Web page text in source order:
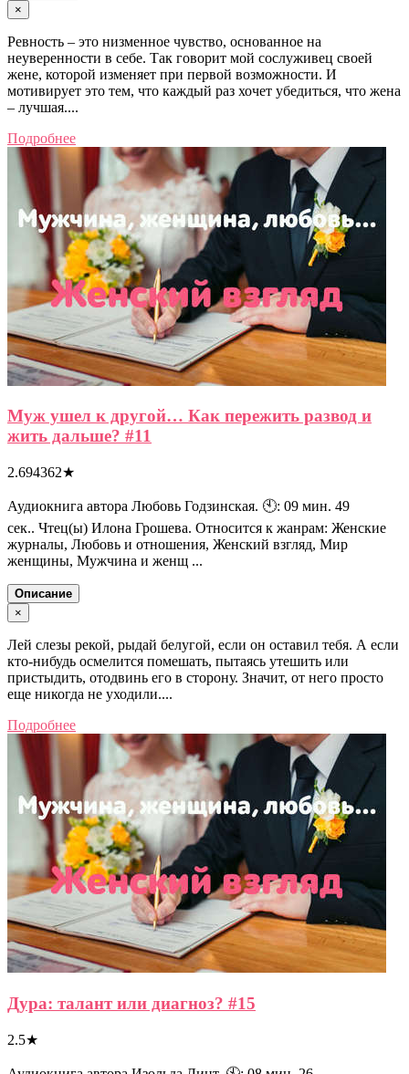
×
Ревность – это низменное чувство, основанное на
неуверенности в себе. Так говорит мой сослуживец своей
жене, которой изменяет при первой возможности. И
мотивирует это тем, что каждый раз хочет убедиться, что жена
– лучшая....
Подробнее
Муж ушел к другой… Как пережить развод и
жить дальше? #11
2.694362★
Аудиокнига автора Любовь Годзинская. 🕙: 09 мин. 49
сек.. Чтец(ы) Илона Грошева. Относится к жанрам: Женские
журналы, Любовь и отношения, Женский взгляд, Мир
женщины, Мужчина и женщ ...
Описание
×
Лей слезы рекой, рыдай белугой, если он оставил тебя. А если
кто-нибудь осмелится помешать, пытаясь утешить или
пристыдить, отодвинь его в сторону. Значит, от него просто
еще никогда не уходили....
Подробнее
Дура: талант или диагноз? #15
2.5★